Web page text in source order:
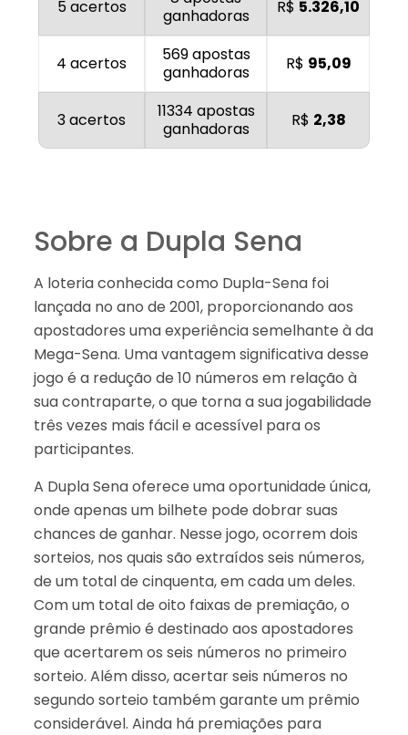
5 acertos
ganhadoras
R$ 5.326,10
4 acertos
569 apostas
ganhadoras
R$ 95,09
3 acertos
11334 apostas
ganhadoras
R$ 2,38
Sobre a Dupla Sena
A loteria conhecida como Dupla-Sena foi
lançada no ano de 2001, proporcionando aos
apostadores uma experiência semelhante à da
Mega-Sena. Uma vantagem significativa desse
jogo é a redução de 10 números em relação à
sua contraparte, o que torna a sua jogabilidade
três vezes mais fácil e acessível para os
participantes.
A Dupla Sena oferece uma oportunidade única,
onde apenas um bilhete pode dobrar suas
chances de ganhar. Nesse jogo, ocorrem dois
sorteios, nos quais são extraídos seis números,
de um total de cinquenta, em cada um deles.
Com um total de oito faixas de premiação, o
grande prêmio é destinado aos apostadores
que acertarem os seis números no primeiro
sorteio. Além disso, acertar seis números no
segundo sorteio também garante um prêmio
considerável. Ainda há premiações para